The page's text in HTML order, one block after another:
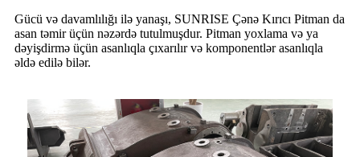
Gücü və davamlılığı ilə yanaşı, SUNRISE Çənə Kırıcı Pitman da
asan təmir üçün nəzərdə tutulmuşdur. Pitman yoxlama və ya
dəyişdirmə üçün asanlıqla çıxarılır və komponentlər asanlıqla
əldə edilə bilər.